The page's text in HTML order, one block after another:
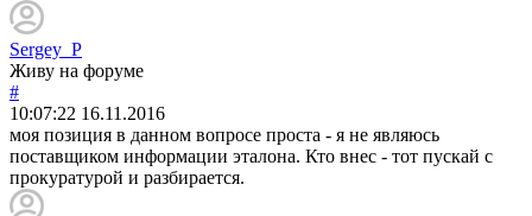
Sergey_P
Живу на форуме
#
10:07:22 16.11.2016
моя позиция в данном вопросе проста - я не являюсь
поставщиком информации эталона. Кто внес - тот пускай с
прокуратурой и разбирается.